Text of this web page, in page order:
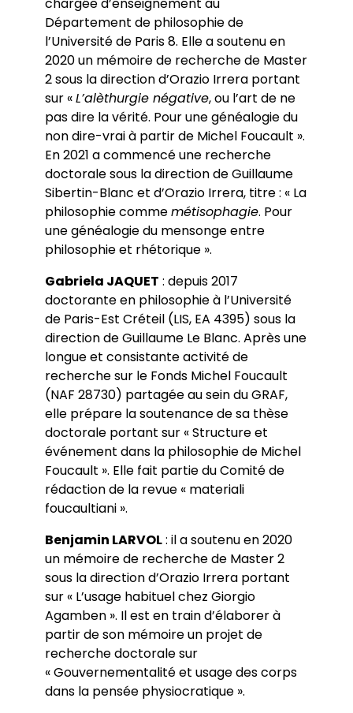
Département de philosophie de
l’Université de Paris 8. Elle a soutenu en
2020 un mémoire de recherche de Master
2 sous la direction d’Orazio Irrera portant
sur «L’alèthurgie négative, ou l’art de ne
pas dire la vérité. Pour une généalogie du
non dire-vrai à partir de Michel Foucault ».
En 2021 a commencé une recherche
doctorale sous la direction de Guillaume
Sibertin-Blanc et d’Orazio Irrera, titre : « La
philosophie commemétisophagie. Pour
une généalogie du mensonge entre
philosophie et rhétorique ».
Gabriela JAQUET : depuis 2017
doctorante en philosophie à l’Université
de Paris-Est Créteil (LIS, EA 4395) sous la
direction de Guillaume Le Blanc. Après une
longue et consistante activité de
recherche sur le Fonds Michel Foucault
(NAF 28730) partagée au sein du GRAF,
elle prépare la soutenance de sa thèse
doctorale portant sur « Structure et
événement dans la philosophie de Michel
Foucault ». Elle fait partie du Comité de
rédaction de la revue « materiali
foucaultiani ».
Benjamin LARVOL: il a soutenu en 2020
un mémoire de recherche de Master 2
sous la direction d’Orazio Irrera portant
sur « L’usage habituel chez Giorgio
Agamben ». Il est en train d’élaborer à
partir de son mémoire un projet de
recherche doctorale sur
« Gouvernementalité et usage des corps
dans la pensée physiocratique ».